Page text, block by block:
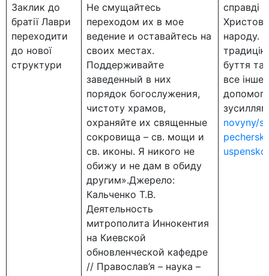
Заклик до
братії Лаври
переходити
до нової
структури
Не смущайтесь
переходом их в мое
ведение и оставайтесь на
своих местах.
Поддерживайте
заведенный в них
порядок богослужения,
чистоту храмов,
охраняйте их священные
сокровища – св. мощи и
св. иконы. Я никого не
обижу и не дам в обиду
другим».Джерело:
Кальченко Т.В.
Деятельность
митрополита Иннокентия
на Киевской
обновленческой кафедре
// Православ’я – наука –
справді
народу.
буття та
все
novyny/